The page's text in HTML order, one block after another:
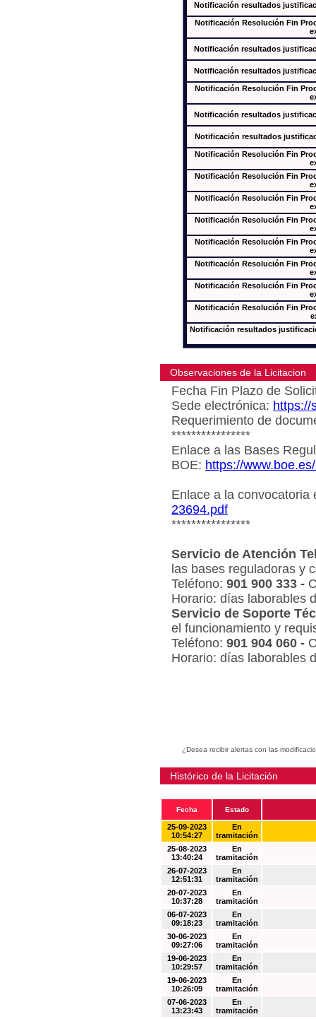
Notificación resultados
Notificación Resolución Fin
Notificación resultados
Notificación resultados
Notificación Resolución Fin
Notificación resultados
Notificación resultados
Notificación Resolución Fin
Notificación Resolución Fin
Notificación Resolución Fin
Notificación Resolución Fin
Notificación Resolución Fin
Notificación Resolución Fin
Notificación Resolución Fin
Notificación Resolución Fin
Notificación resultados
Observaciones de la Licitacion
Fecha Fin Plazo de
Sede electrónica: https://
Requerimiento de
****************
Enlace a las Bases
BOE: https://
Enlace a la
23694.pdf
****************
Servicio de Atención
las bases reguladoras y
Teléfono: 901 900 333 -
Horario: días laborables
Servicio de Soporte
el funcionamiento y
Teléfono: 901 904 060 -
Horario: días laborables
¿Desea recibir alertas con las
Histórico de la Licitación
Fecha Estado
25-09-2023
10:54:27
En
tramitación
25-08-2023
13:40:24
En
tramitación
26-07-2023
12:51:31
En
tramitación
20-07-2023
10:37:28
En
tramitación
06-07-2023
09:18:23
En
tramitación
30-06-2023
09:27:06
En
tramitación
19-06-2023
10:29:57
En
tramitación
19-06-2023
10:26:09
En
tramitación
07-06-2023
13:23:43
En
tramitación